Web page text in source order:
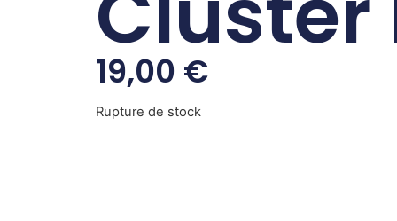
19,00 €
Rupture de stock